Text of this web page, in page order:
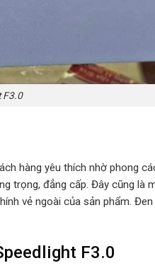
F3.0
hàng yêu thích nhờ phong
trọng, đẳng cấp. Đây cũng là
vẻ ngoài của sản phẩm.
F3.0